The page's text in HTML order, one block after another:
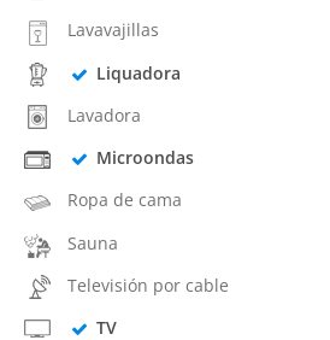
Lavavajillas
Liquadora
Lavadora
Microondas
Ropa de cama
Sauna
Televisión por cable
TV